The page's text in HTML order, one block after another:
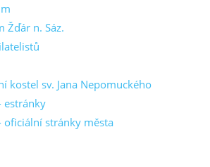
Žďár n. Sáz.
kostel sv. Jana Nepomuckého
estránky
oficiální stránky města